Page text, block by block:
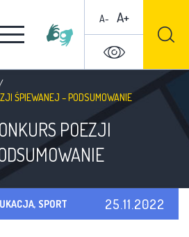
A- A+
ŚPIEWANEJ – PODSUMOWANIE
POEZJI
SPORT 25.11.2022